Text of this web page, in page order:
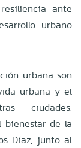
ante
urbano
urbana son
urbana y el
ciudades.
de la
Díaz, junto al